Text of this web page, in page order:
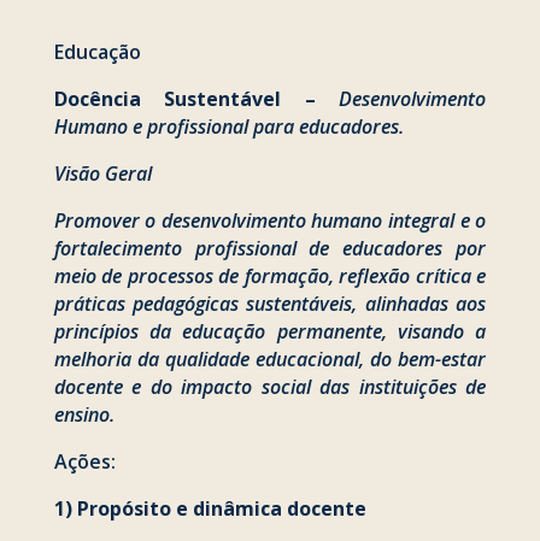
Educação
Docência Sustentável –Desenvolvimento
Humano e profissional para educadores.
Visão Geral
Promover o desenvolvimento humano integral e o
fortalecimento profissional de educadores por
meio de processos de formação, reflexão crítica e
práticas pedagógicas sustentáveis, alinhadas aos
princípios da educação permanente, visando a
melhoria da qualidade educacional, do bem-estar
docente e do impacto social das instituições de
ensino.
Ações:
1) Propósito e dinâmica docente